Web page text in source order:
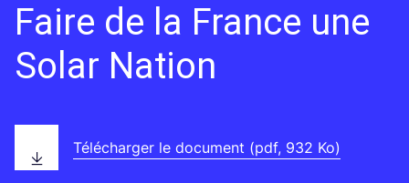
Faire de la France une
Solar Nation
Télécharger le document (pdf, 932 Ko)